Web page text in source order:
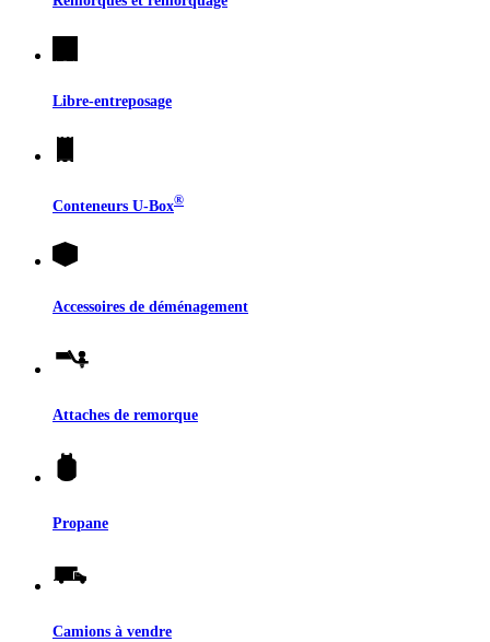
Libre-entreposage
Conteneurs U-Box®
Accessoires de déménagement
Attaches de remorque
Propane
Camions à vendre